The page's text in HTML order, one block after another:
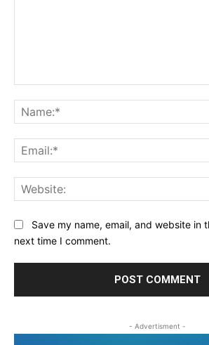
Save my name, email, and website in
next time I comment.
- Advertisment -